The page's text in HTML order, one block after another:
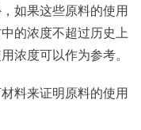
如果这些原料的使用
的浓度不超过历史上
浓度可以作为参考。
料来证明原料的使用